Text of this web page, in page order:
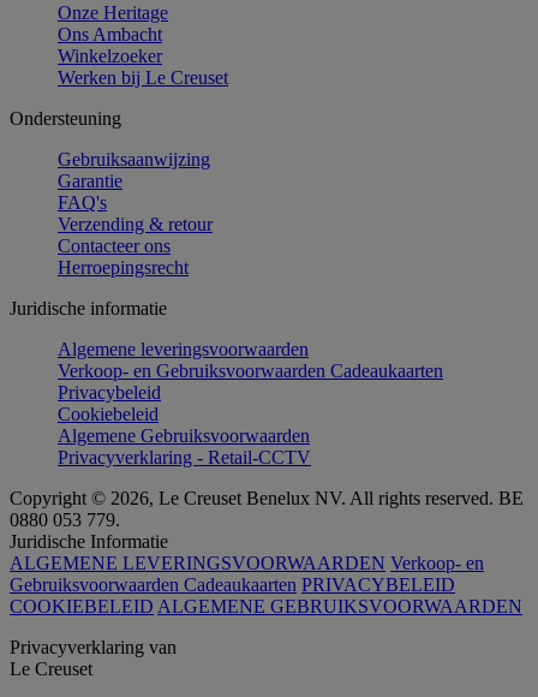
Onze Heritage
Ons Ambacht
Winkelzoeker
Werken bij Le Creuset
Ondersteuning
Gebruiksaanwijzing
Garantie
FAQ's
Verzending & retour
Contacteer ons
Herroepingsrecht
Juridische informatie
Algemene leveringsvoorwaarden
Verkoop- en Gebruiksvoorwaarden Cadeaukaarten
Privacybeleid
Cookiebeleid
Algemene Gebruiksvoorwaarden
Privacyverklaring - Retail-CCTV
Copyright © 2026, Le Creuset Benelux NV. All rights reserved. BE
0880 053 779.
Juridische Informatie
ALGEMENE LEVERINGSVOORWAARDEN Verkoop- en
Gebruiksvoorwaarden Cadeaukaarten PRIVACYBELEID
COOKIEBELEID ALGEMENE GEBRUIKSVOORWAARDEN
Privacyverklaring van
Le Creuset